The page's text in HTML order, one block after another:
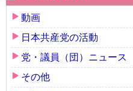
動画
日本共産党の活動
党・議員（団）ニュース
その他